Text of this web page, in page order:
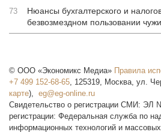
73
Нюансы бухгалтерского и
безвозмездном пользовании
© ООО «Экономикс Медиа» Правила
+7 499 152-68-65, 125319, Москва, ул.
карте),
Свидетельство о регистрации СМИ: ЭЛ
регистрации: Федеральная служба по
информационных технологий и